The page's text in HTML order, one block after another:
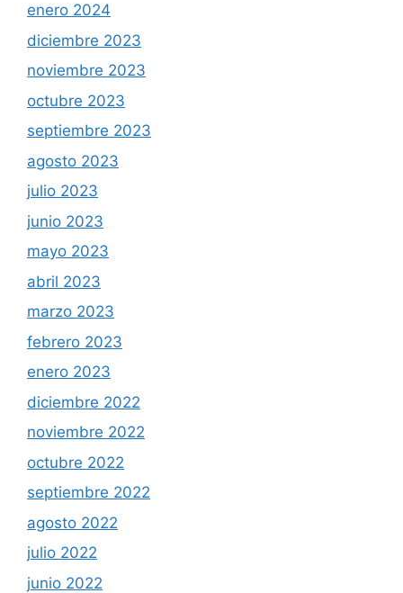
enero 2024
diciembre 2023
noviembre 2023
octubre 2023
septiembre 2023
agosto 2023
julio 2023
junio 2023
mayo 2023
abril 2023
marzo 2023
febrero 2023
enero 2023
diciembre 2022
noviembre 2022
octubre 2022
septiembre 2022
agosto 2022
julio 2022
junio 2022